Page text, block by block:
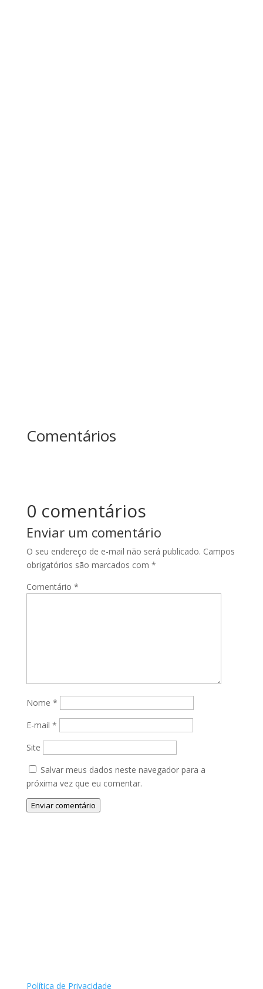
Comentários
0 comentários
Enviar um comentário
O seu endereço de e-mail não será publicado. Campos
obrigatórios são marcados com *
Comentário *
Nome *
E-mail *
Site
Salvar meus dados neste navegador para a
próxima vez que eu comentar.
Enviar comentário
Política de Privacidade